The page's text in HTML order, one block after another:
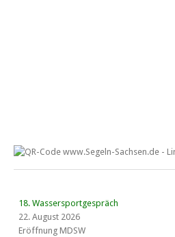
18. Wassersportgespräch
22. August 2026
Eröffnung MDSW